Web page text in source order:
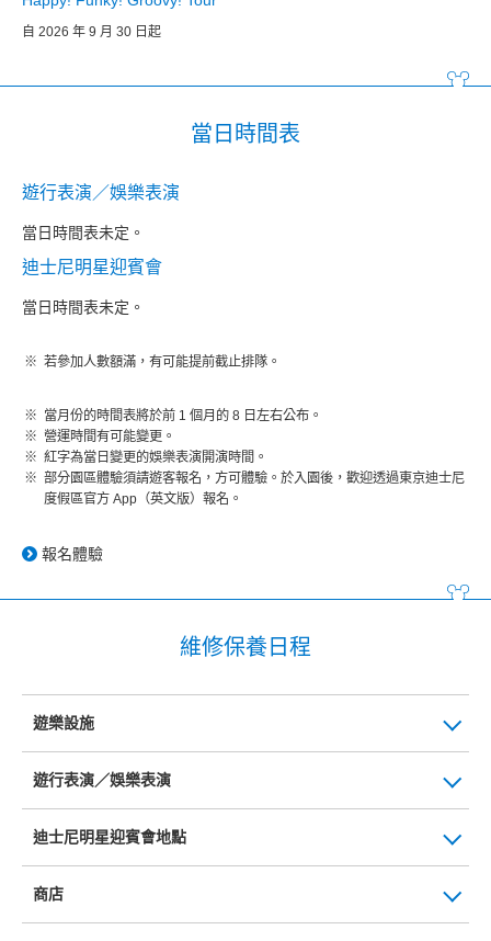
自 2026 年 9 月 30 日起
當日時間表
遊行表演／娛樂表演
當日時間表未定。
迪士尼明星迎賓會
當日時間表未定。
若參加人數額滿，有可能提前截止排隊。
當月份的時間表將於前 1 個月的 8 日左右公布。
營運時間有可能變更。
紅字為當日變更的娛樂表演開演時間。
部分園區體驗須請遊客報名，方可體驗。於入園後，歡迎透過東京迪士尼
度假區官方 App（英文版）報名。
報名體驗
維修保養日程
遊樂設施
遊行表演／娛樂表演
迪士尼明星迎賓會地點
商店